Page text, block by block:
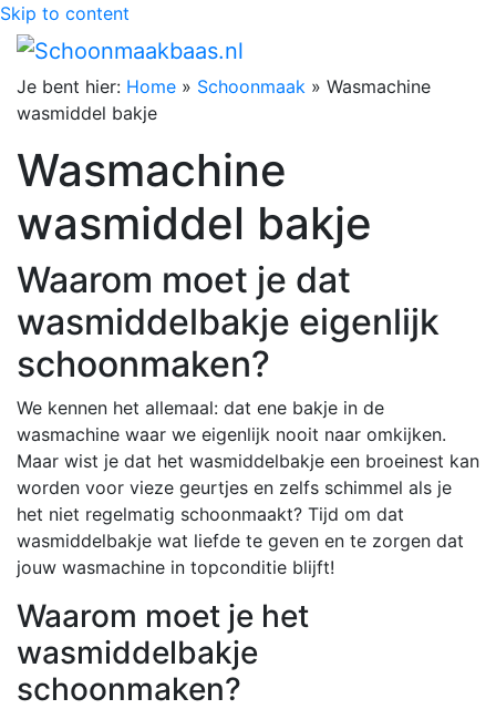
Skip to content
Je bent hier: Home » Schoonmaak » Wasmachine
wasmiddel bakje
Wasmachine
wasmiddel bakje
Waarom moet je dat
wasmiddelbakje eigenlijk
schoonmaken?
We kennen het allemaal: dat ene bakje in de
wasmachine waar we eigenlijk nooit naar omkijken.
Maar wist je dat het wasmiddelbakje een broeinest kan
worden voor vieze geurtjes en zelfs schimmel als je
het niet regelmatig schoonmaakt? Tijd om dat
wasmiddelbakje wat liefde te geven en te zorgen dat
jouw wasmachine in topconditie blijft!
Waarom moet je het
wasmiddelbakje
schoonmaken?